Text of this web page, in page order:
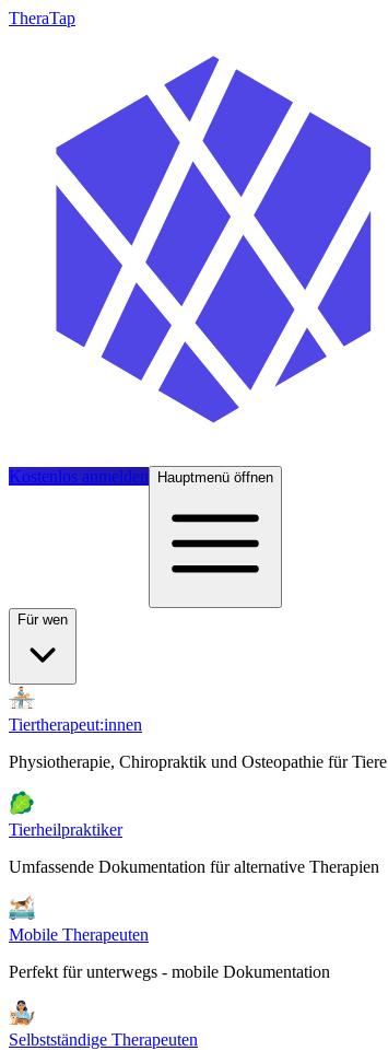
TheraTap
Kostenlos anmelden Hauptmenü öffnen
Für wen
Tiertherapeut:innen
Physiotherapie, Chiropraktik und Osteopathie für Tiere
Tierheilpraktiker
Umfassende Dokumentation für alternative Therapien
Mobile Therapeuten
Perfekt für unterwegs - mobile Dokumentation
Selbstständige Therapeuten